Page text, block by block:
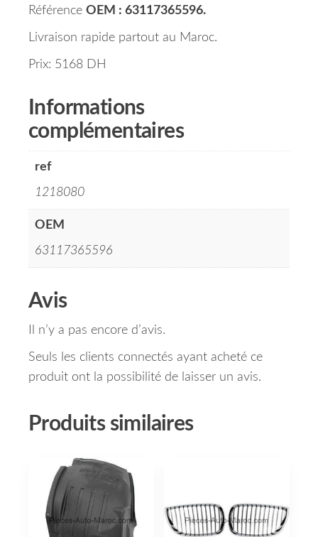
Référence OEM : 63117365596.
Livraison rapide partout au Maroc.
Prix: 5168 DH
Informations
complémentaires
ref
1218080
OEM
63117365596
Avis
Il n’y a pas encore d’avis.
Seuls les clients connectés ayant acheté ce
produit ont la possibilité de laisser un avis.
Produits similaires